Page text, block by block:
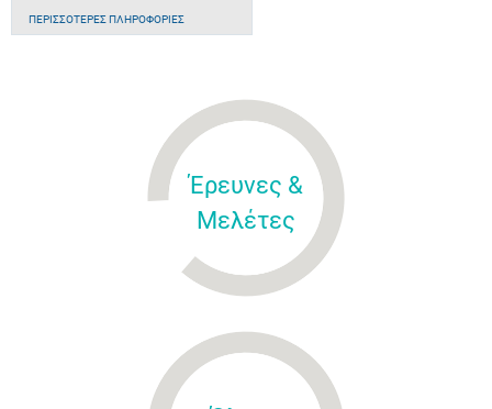
ΠΕΡΙΣΣΌΤΕΡΕΣ ΠΛΗΡΟΦΟΡΊΕΣ
Έρευνες &
Μελέτες